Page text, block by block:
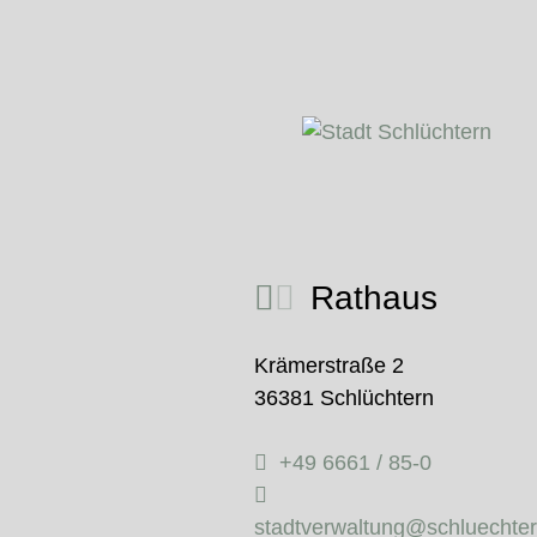
Rathaus
Krämerstraße 2
36381 Schlüchtern
+49 6661 / 85-0